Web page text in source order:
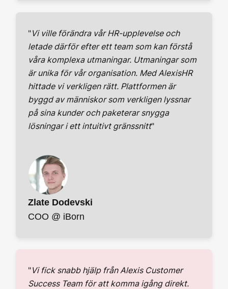
"Vi ville förändra vår HR-upplevelse och
letade därför efter ett team som kan förstå
våra komplexa utmaningar. Utmaningar som
är unika för vår organisation. Med AlexisHR
hittade vi verkligen rätt. Plattformen är
byggd av människor som verkligen lyssnar
på sina kunder och paketerar snygga
lösningar i ett intuitivt gränssnitt"
Zlate Dodevski
COO @ iBorn
"Vi fick snabb hjälp från Alexis Customer
Success Team för att komma igång direkt.